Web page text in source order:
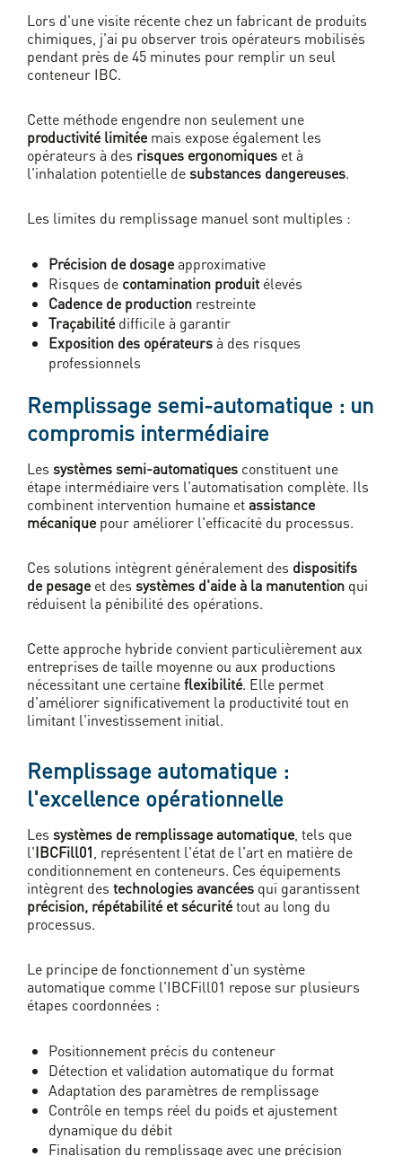
Lors d'une visite récente chez un fabricant de produits
chimiques, j'ai pu observer trois opérateurs mobilisés
pendant près de 45 minutes pour remplir un seul
conteneur IBC.
Cette méthode engendre non seulement une
productivité limitéemais expose également les
opérateurs à des risques ergonomiques et à
l'inhalation potentielle desubstances dangereuses.
Les limites du remplissage manuel sont multiples :
Précision de dosageapproximative
Risques de contamination produit élevés
Cadence de production restreinte
Traçabilitédifficile à garantir
Exposition des opérateursà des risques
professionnels
Remplissage semi-automatique : un
compromis intermédiaire
Les systèmes semi-automatiques constituent une
étape intermédiaire vers l'automatisation complète. Ils
combinent intervention humaine etassistance
mécaniquepour améliorer l'efficacité du processus.
Ces solutions intègrent généralement des dispositifs
de pesageet des systèmes d'aide à la manutention qui
réduisent la pénibilité des opérations.
Cette approche hybride convient particulièrement aux
entreprises de taille moyenne ou aux productions
nécessitant une certaineflexibilité. Elle permet
d'améliorer significativement la productivité tout en
limitant l'investissement initial.
Remplissage automatique :
l'excellence opérationnelle
Les systèmes de remplissage automatique, tels que
l'IBCFill01 , représentent l'état de l'art en matière de
conditionnement en conteneurs. Ces équipements
intègrent des technologies avancées qui garantissent
précision, répétabilité et sécuritétout au long du
processus.
Le principe de fonctionnement d'un système
automatique comme l'IBCFill01 repose sur plusieurs
étapes coordonnées :
Positionnement précis du conteneur
Détection et validation automatique du format
Adaptation des paramètres de remplissage
Contrôle en temps réel du poids et ajustement
dynamique du débit
Finalisation du remplissage avec une précision